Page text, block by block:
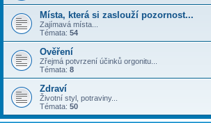
Místa, která si zaslouží pozornost...
Zajímavá místa...
Témata: 54
Ověření
Zřejmá potvrzení účinků orgonitu...
Témata: 8
Zdraví
Životní styl, potraviny...
Témata: 50